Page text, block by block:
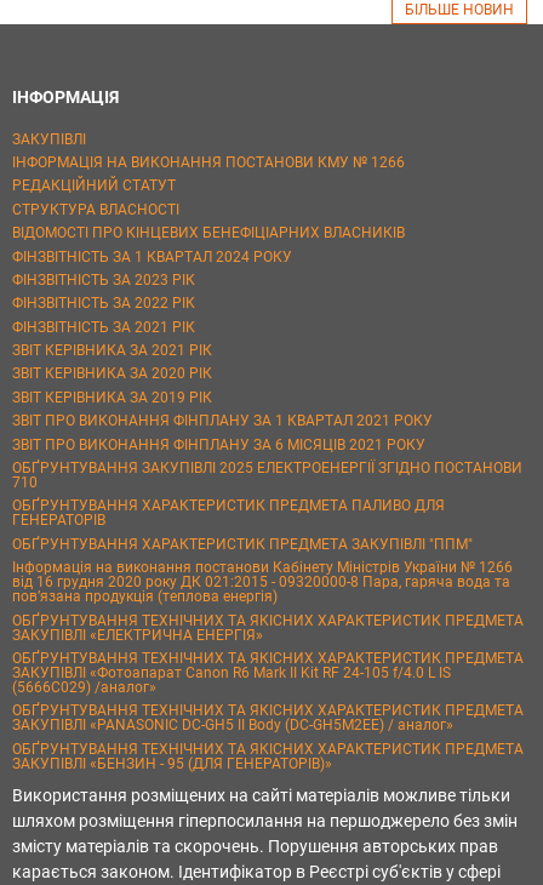
БІЛЬШЕ НОВИН
ІНФОРМАЦІЯ
ЗАКУПІВЛІ
ІНФОРМАЦІЯ НА ВИКОНАННЯ ПОСТАНОВИ КМУ № 1266
РЕДАКЦІЙНИЙ СТАТУТ
СТРУКТУРА ВЛАСНОСТІ
ВІДОМОСТІ ПРО КІНЦЕВИХ БЕНЕФІЦІАРНИХ ВЛАСНИКІВ
ФІНЗВІТНІСТЬ ЗА 1 КВАРТАЛ 2024 РОКУ
ФІНЗВІТНІСТЬ ЗА 2023 РІК
ФІНЗВІТНІСТЬ ЗА 2022 РІК
ФІНЗВІТНІСТЬ ЗА 2021 РІК
ЗВІТ КЕРІВНИКА ЗА 2021 РІК
ЗВІТ КЕРІВНИКА ЗА 2020 РІК
ЗВІТ КЕРІВНИКА ЗА 2019 РІК
ЗВІТ ПРО ВИКОНАННЯ ФІНПЛАНУ ЗА 1 КВАРТАЛ 2021 РОКУ
ЗВІТ ПРО ВИКОНАННЯ ФІНПЛАНУ ЗА 6 МІСЯЦІВ 2021 РОКУ
ОБҐРУНТУВАННЯ ЗАКУПІВЛІ 2025 ЕЛЕКТРОЕНЕРГІЇ ЗГІДНО ПОСТАНОВИ
710
ОБҐРУНТУВАННЯ ХАРАКТЕРИСТИК ПРЕДМЕТА ПАЛИВО ДЛЯ
ГЕНЕРАТОРІВ
ОБҐРУНТУВАННЯ ХАРАКТЕРИСТИК ПРЕДМЕТА ЗАКУПІВЛІ "ППМ"
Інформація на виконання постанови Кабінету Міністрів України № 1266
від 16 грудня 2020 року ДК 021:2015 - 09320000-8 Пара, гаряча вода та
пов’язана продукція (теплова енергія)
ОБҐРУНТУВАННЯ ТЕХНІЧНИХ ТА ЯКІСНИХ ХАРАКТЕРИСТИК ПРЕДМЕТА
ЗАКУПІВЛІ «ЕЛЕКТРИЧНА ЕНЕРГІЯ»
ОБҐРУНТУВАННЯ ТЕХНІЧНИХ ТА ЯКІСНИХ ХАРАКТЕРИСТИК ПРЕДМЕТА
ЗАКУПІВЛІ «Фотоапарат Canon R6 Mark II Kit RF 24-105 f/4.0 L IS
(5666C029) /аналог»
ОБҐРУНТУВАННЯ ТЕХНІЧНИХ ТА ЯКІСНИХ ХАРАКТЕРИСТИК ПРЕДМЕТА
ЗАКУПІВЛІ «PANASONIC DC-GH5 II Body (DC-GH5M2EE) / аналог»
ОБҐРУНТУВАННЯ ТЕХНІЧНИХ ТА ЯКІСНИХ ХАРАКТЕРИСТИК ПРЕДМЕТА
ЗАКУПІВЛІ «БЕНЗИН - 95 (ДЛЯ ГЕНЕРАТОРІВ)»
Використання розміщених на сайті матеріалів можливе тільки
шляхом розміщення гіперпосилання на першоджерело без змін
змісту матеріалів та скорочень. Порушення авторських прав
карається законом. Ідентифікатор в Реєстрі суб'єктів у сфері